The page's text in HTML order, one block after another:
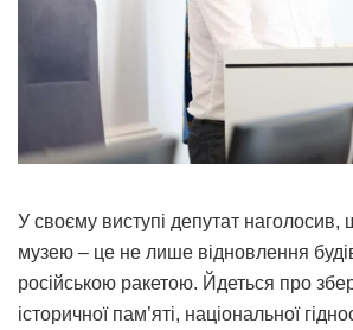
У своєму виступі депутат наголосив,
музею – це не лише відновлення
російською ракетою. Йдеться про
історичної пам’яті, національної